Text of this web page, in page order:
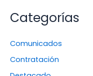
Categorías
Comunicados
Contratación